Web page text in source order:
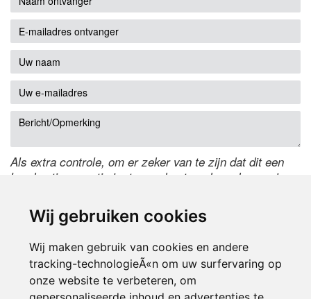
Wij gebruiken cookies
Wij maken gebruik van cookies en andere
tracking-technologieÃ«n om uw surfervaring op
onze website te verbeteren, om
Als extra controle, om er zeker van te zijn dat dit een
handmatige reactie is, typ onderstaande code over in
de code te wijzigen.